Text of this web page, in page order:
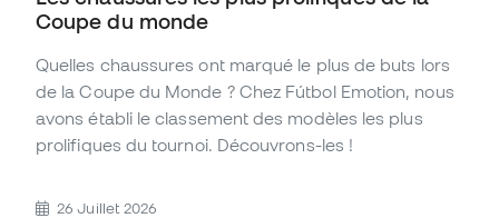
Coupe du monde
Quelles chaussures ont marqué le plus de buts lors
de la Coupe du Monde ? Chez Fútbol Emotion, nous
avons établi le classement des modèles les plus
prolifiques du tournoi. Découvrons-les !
26 Juillet 2026